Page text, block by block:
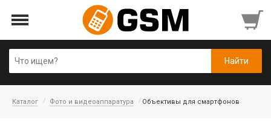
Каталог Фото и видеоаппаратура Объективы для смартфонов